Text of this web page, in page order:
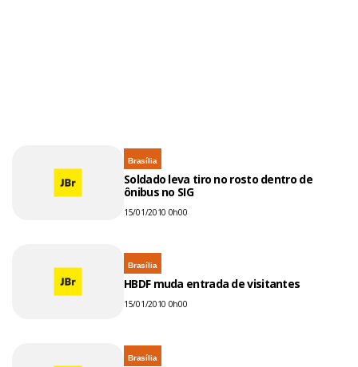
Brasília
Soldado leva tiro no rosto dentro de
ônibus no SIG
15/01/2010 0h00
Brasília
HBDF muda entrada de visitantes
15/01/2010 0h00
Brasília